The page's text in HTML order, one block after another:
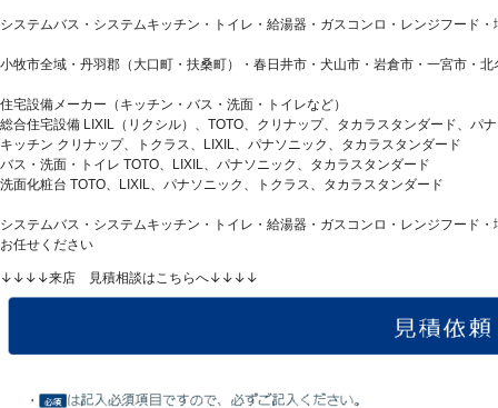
システムバス・システムキッチン・トイレ・給湯器・ガスコンロ・レンジフード
小牧市全域・丹羽郡（大口町・扶桑町）・春日井市・犬山市・岩倉市・一宮市・
住宅設備メーカー（キッチン・バス・洗面・トイレなど）
総合住宅設備 LIXIL（リクシル）、TOTO、クリナップ、タカラスタンダード、パ
キッチン クリナップ、トクラス、LIXIL、パナソニック、タカラスタンダード
バス・洗面・トイレ TOTO、LIXIL、パナソニック、タカラスタンダード
洗面化粧台 TOTO、LIXIL、パナソニック、トクラス、タカラスタンダード
システムバス・システムキッチン・トイレ・給湯器・ガスコンロ・レンジフード
お任せください
↓↓↓↓来店 見積相談はこちらへ↓↓↓↓